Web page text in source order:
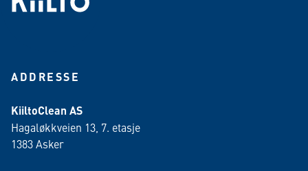
ADDRESSE
KiiltoClean AS
Hagaløkkveien 13, 7. etasje
1383 Asker